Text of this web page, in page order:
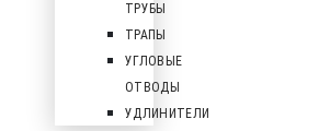
ТРУБЫ
ТРАПЫ
УГЛОВЫЕ
ОТВОДЫ
УДЛИНИТЕЛИ